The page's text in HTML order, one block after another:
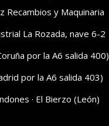
Recambios y Maquinaria
La Rozada, nave 6-2
por la A6 salida 400)
por la A6 salida 403)
· El Bierzo (León)